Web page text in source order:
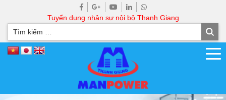
Tuyển dụng nhân sự nội bộ Thanh Giang